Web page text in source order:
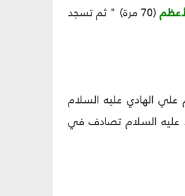
(70 مرة) " ثم تسجد
علي الهادي عليه السلام
عليه السلام تصادف في